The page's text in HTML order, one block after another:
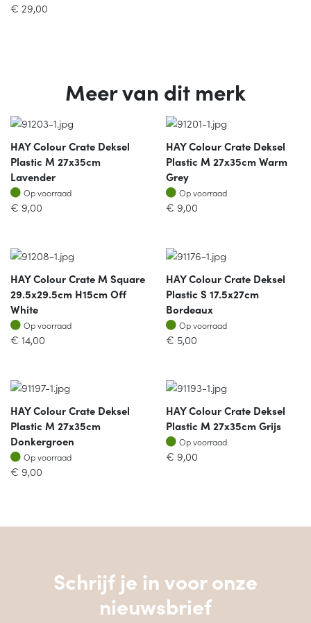
€ 29,00
Meer van dit merk
HAY Colour Crate Deksel
Plastic M 27x35cm
Lavender
Op voorraad
Op voorraad
€ 9,00
HAY Colour Crate Deksel
Plastic M 27x35cm Warm
Grey
Op voorraad
Op voorraad
€ 9,00
HAY Colour Crate M Square
29.5x29.5cm H15cm Off
White
Op voorraad
Op voorraad
€ 14,00
HAY Colour Crate Deksel
Plastic S 17.5x27cm
Bordeaux
Op voorraad
Op voorraad
€ 5,00
HAY Colour Crate Deksel
Plastic M 27x35cm
Donkergroen
Op voorraad
Op voorraad
€ 9,00
HAY Colour Crate Deksel
Plastic M 27x35cm Grijs
Op voorraad
Op voorraad
€ 9,00
Schrijf je in voor onze
nieuwsbrief